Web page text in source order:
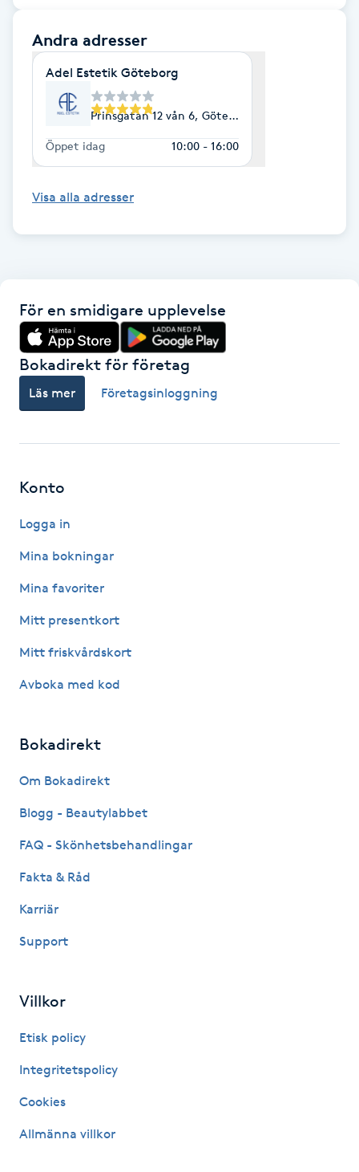
Idrottsmassage
IPL hårborttagning
IR-massage
Japansk massage
Katun fransar
Kemisk peeling
Kinesisk medicin
Kiropraktik
Klippning
Klippning ungdom
Koppningsmassage
Kostrådgivning
Andra adresser
Adel Estetik Göteborg
Prinsgatan 12 vån 6, Göteborg
Öppet idag 10:00 - 16:00
Visa alla adresser
För en smidigare upplevelse
Bokadirekt för företag
Läs mer Företagsinloggning
Konto
Logga in
Mina bokningar
Mina favoriter
Mitt presentkort
Mitt friskvårdskort
Avboka med kod
Bokadirekt
Om Bokadirekt
Blogg - Beautylabbet
FAQ - Skönhetsbehandlingar
Fakta & Råd
Karriär
Support
Villkor
Etisk policy
Integritetspolicy
Cookies
Allmänna villkor